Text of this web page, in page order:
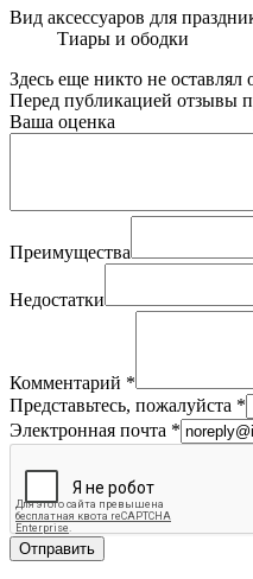
Вид аксессуаров для
Тиары и ободки
Здесь еще никто не
Перед публикацией отзывы
Ваша оценка
Преимущества
Недостатки
Комментарий *
Представьтесь, пожалуйста *
Электронная почта *
Отправить